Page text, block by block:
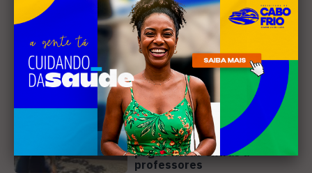
Leia Também
EDUCAÇÃO
Justiça determina que
Prefeitura de Cabo Frio
pague horas extras a
professores